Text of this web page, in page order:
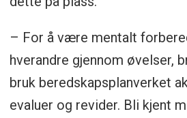
– For å være mentalt
hverandre gjennom øvelser,
bruk beredskapsplanverket
evaluer og revider. Bli kjent